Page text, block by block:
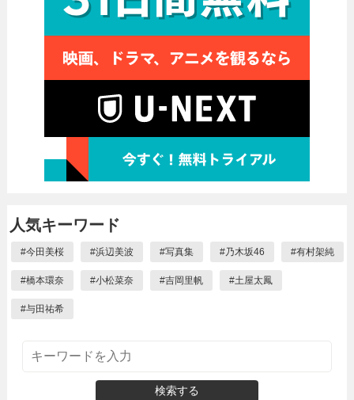
人気キーワード
#今田美桜 #浜辺美波 #写真集 #乃木坂46 #有村架純
#橋本環奈 #小松菜奈 #吉岡里帆 #土屋太鳳
#与田祐希
検索する